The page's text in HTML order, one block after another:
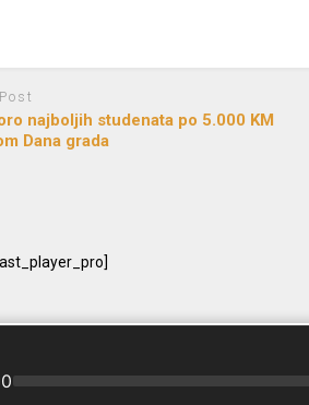
najboljih studenata po 5.000 KM
Dana grada